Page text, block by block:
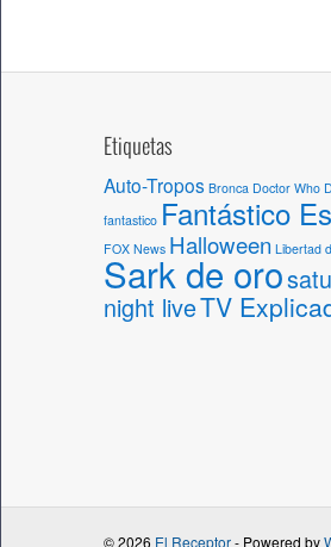
Etiquetas
Auto-Tropos Bronca Doctor Who
fantastico Fantástico
FOX News Halloween Libertad
Sark de oro
night liveTV
© 2026 El Receptor- Powered by